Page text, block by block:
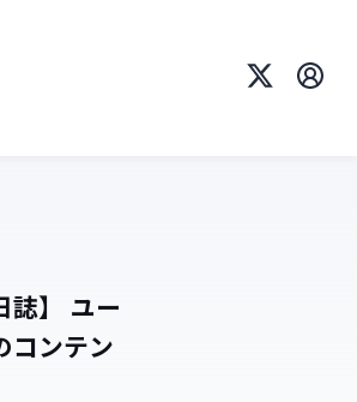
X プロ
誌】 ユー
コンテン